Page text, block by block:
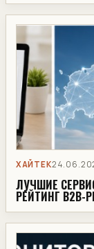
ХАЙТЕК
ЛУЧШИЕ
РЕЙТИНГ B2B-